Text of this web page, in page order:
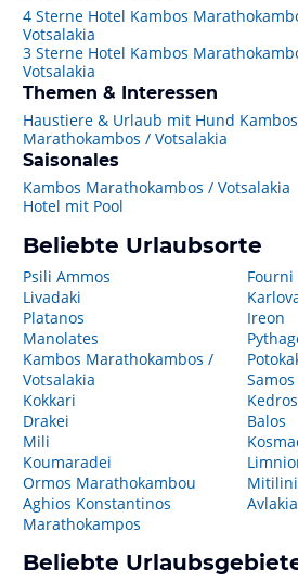
4 Sterne Hotel Kambos
Votsalakia
3 Sterne Hotel Kambos
Votsalakia
Themen & Interessen
Haustiere & Urlaub mit Hund Kambos
Marathokambos / Votsalakia
Saisonales
Kambos Marathokambos / Votsalakia
Hotel mit Pool
Beliebte Urlaubsorte
Psili Ammos
Livadaki
Platanos
Manolates
Kambos Marathokambos /
Votsalakia
Kokkari
Drakei
Mili
Koumaradei
Ormos Marathokambou
Aghios Konstantinos
Marathokampos
Fourni
Ireon
Kedros
Balos
Avlakia
Beliebte